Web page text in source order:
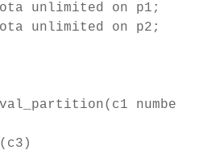
unlimited on p1;
unlimited on p2;
numbe